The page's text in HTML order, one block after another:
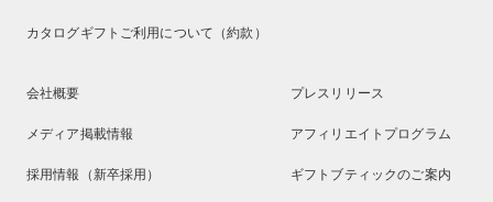
カタログギフトご利用について（約款）
会社概要 プレスリリース
メディア掲載情報 アフィリエイトプログラム
採用情報（新卒採用） ギフトブティックのご案内